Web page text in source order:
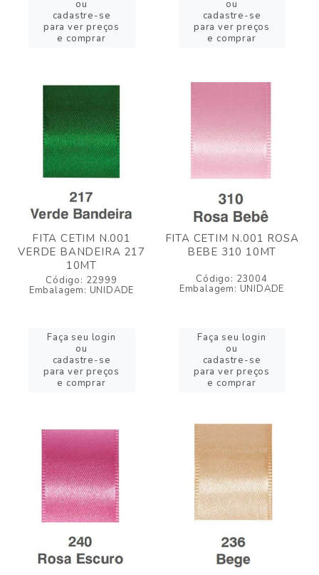
ou
cadastre-se
para ver preços
e comprar
ou
cadastre-se
para ver preços
e comprar
FITA CETIM N.001
VERDE BANDEIRA 217
10MT
Código: 22999
Embalagem: UNIDADE
Faça seu login
ou
cadastre-se
para ver preços
e comprar
FITA CETIM N.001 ROSA
BEBE 310 10MT
Código: 23004
Embalagem: UNIDADE
Faça seu login
ou
cadastre-se
para ver preços
e comprar